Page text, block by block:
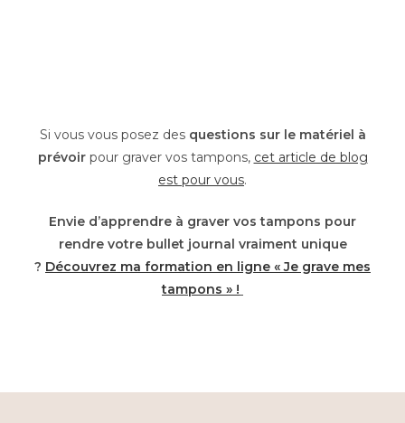
Si vous vous posez des questions sur le matériel à
prévoirpour graver vos tampons, cet article de blog
est pour vous.
Envie d’apprendre à graver vos tampons pour
rendre votre bullet journal vraiment unique
? Découvrez ma formation en ligne « Je grave mes
tampons » !